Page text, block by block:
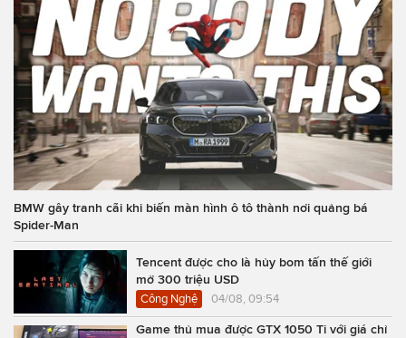
BMW gây tranh cãi khi biến màn hình ô tô thành nơi quảng bá
Spider-Man
Tencent được cho là hủy bom tấn thế giới
mở 300 triệu USD
Công Nghệ 04/08, 09:54
Game thủ mua được GTX 1050 Ti với giá chỉ